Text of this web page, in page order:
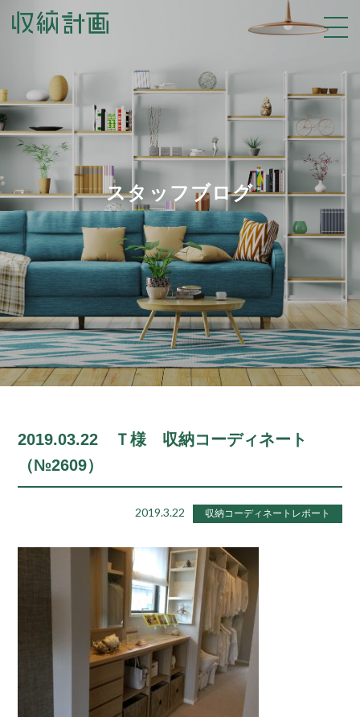
スタッフブログ
2019.03.22 Ｔ様 収納コーディネート
（№2609）
2019.3.22 収納コーディネートレポート